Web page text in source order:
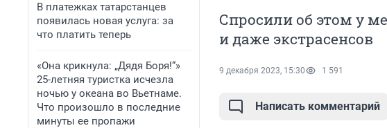
В платежках татарстанцев
появилась новая услуга: за
что платить теперь
«Она крикнула: „Дядя Боря!“»
25-летняя туристка исчезла
ночью у океана во Вьетнаме.
Что произошло в последние
минуты ее пропажи
Спросили об этом у
и даже экстрасенсов
9 декабря 2023, 15:30 1 591
Написать комментарий